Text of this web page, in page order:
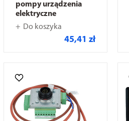
pompy urządzenia
elektryczne
Do koszyka
45,41 zł